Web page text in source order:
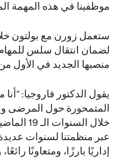
موظفينا في هذه المهمة
ستعمل زورن مع بولتون
لضمان انتقال سلس
منصبها الجديد في الأول
يقول الدكتور فاروجيا:
المتمحورة حول المرضى
خلال
عبر منظمتنا لسنوات
إداريًا بارزًا، ومتعاونًا